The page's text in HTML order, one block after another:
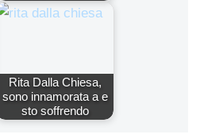
Rita Dalla Chiesa,
sono innamorata a e
sto soffrendo